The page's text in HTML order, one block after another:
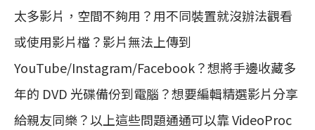
太多影片，空間不夠用？用不同裝置就沒辦法觀看
或使用影片檔？影片無法上傳到
YouTube/Instagram/Facebook？想將手邊收藏多
年的 DVD 光碟備份到電腦？想要編輯精選影片分享
給親友同樂？以上這些問題通通可以靠 VideoProc